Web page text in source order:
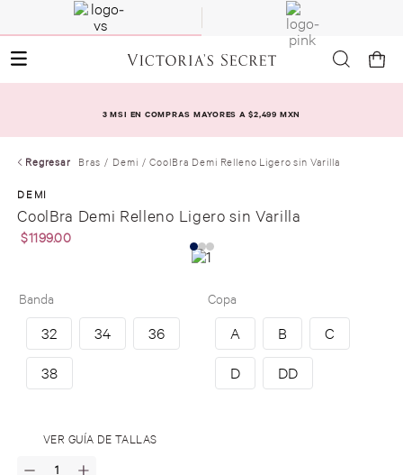
3 MSI EN COMPRAS MAYORES A $2,499 MXN
Regresar Bras Demi CoolBra Demi Relleno Ligero sin Varilla
DEMI
CoolBra Demi Relleno Ligero sin Varilla
$1199.00
Copa
A B
C
D
DD
Banda
32 34
36
38
VER GUÍA DE TALLAS